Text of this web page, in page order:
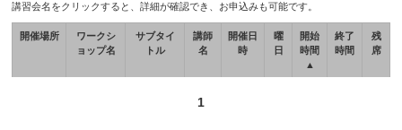
講習会名をクリックすると、詳細が確認でき、お申込みも可能です。
開催場所
ワークシ
ョップ名
サブタイ
トル
講師
名
開催日
時
曜
日
開始
時間
▲
終了
時間
残
席
1